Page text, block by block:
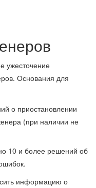
ужесточение
Основания для
о приостановлении
(при наличии не
10 и более решений об
информацию о